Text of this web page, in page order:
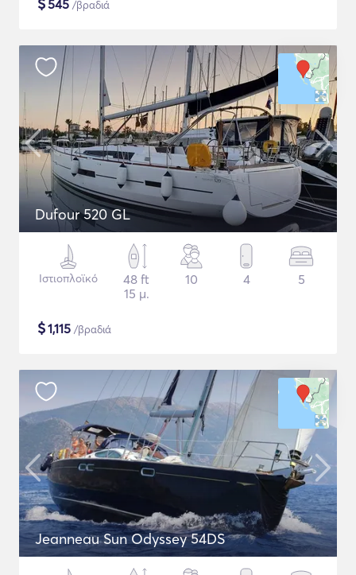
545 /βραδιά
Dufour 520 GL
Ιστιοπλοϊκό
48 ft
15 μ.
10 4 5
$1,115 /βραδιά
Jeanneau Sun Odyssey 54DS